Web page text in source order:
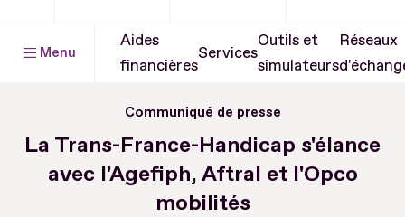
Menu
Aides
financières
Services
Outils et
simulateurs
Réseaux
Communiqué de presse
La Trans-France-Handicap s'élance
avec l'Agefiph, Aftral et l'Opco
mobilités